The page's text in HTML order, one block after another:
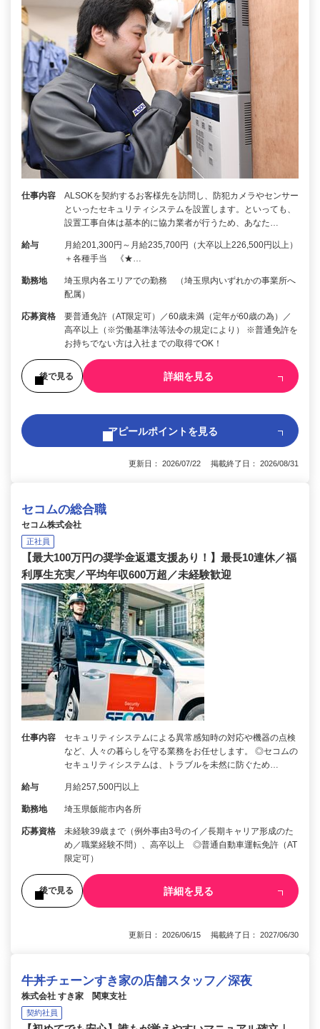
仕事内容
ALSOKを契約するお客様先を訪問し、防犯カメラやセンサー
といったセキュリティシステムを設置します。といっても、
設置工事自体は基本的に協力業者が行うため、あなた…
給与
月給201,300円～月給235,700円（大卒以上226,500円以上）
＋各種手当 《★…
勤務地
埼玉県内各エリアでの勤務 （埼玉県内いずれかの事業所へ
配属）
応募資格
要普通免許（AT限定可）／60歳未満（定年が60歳の為）／
高卒以上（※労働基準法等法令の規定により） ※普通免許を
お持ちでない方は入社までの取得でOK！
後で見る 詳細を見る
アピールポイントを見る
更新日： 2026/07/22 掲載終了日： 2026/08/31
セコムの総合職
セコム株式会社
正社員
【最大100万円の奨学金返還支援あり！】最長10連休／福
利厚生充実／平均年収600万超／未経験歓迎
仕事内容
セキュリティシステムによる異常感知時の対応や機器の点検
など、人々の暮らしを守る業務をお任せします。 ◎セコムの
セキュリティシステムは、トラブルを未然に防ぐため…
給与 月給257,500円以上
勤務地 埼玉県飯能市内各所
応募資格
未経験39歳まで（例外事由3号のイ／長期キャリア形成のた
め／職業経験不問）、高卒以上 ◎普通自動車運転免許（AT
限定可）
後で見る 詳細を見る
更新日： 2026/06/15 掲載終了日： 2027/06/30
牛丼チェーンすき家の店舗スタッフ／深夜
株式会社 すき家 関東支社
契約社員